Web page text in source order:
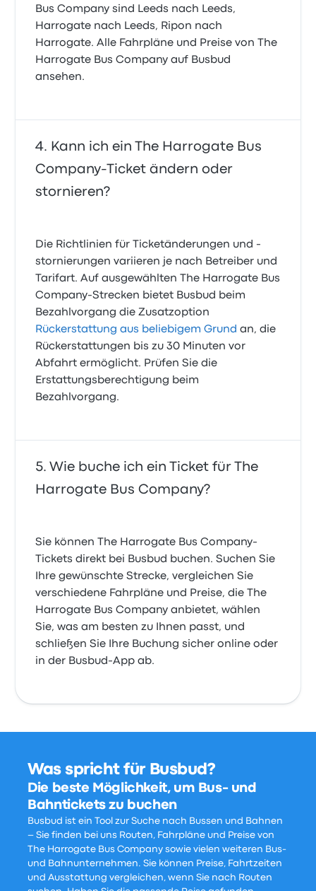
Bus Company sind Leeds nach Leeds,
Harrogate nach Leeds, Ripon nach
Harrogate. Alle Fahrpläne und Preise von The
Harrogate Bus Company auf Busbud
ansehen.
Kann ich ein The Harrogate Bus
Company-Ticket ändern oder
stornieren?
Die Richtlinien für Ticketänderungen und -
stornierungen variieren je nach Betreiber und
Tarifart. Auf ausgewählten The Harrogate Bus
Company-Strecken bietet Busbud beim
Bezahlvorgang die Zusatzoption
Rückerstattung aus beliebigem Grund an, die
Rückerstattungen bis zu 30 Minuten vor
Abfahrt ermöglicht. Prüfen Sie die
Erstattungsberechtigung beim
Bezahlvorgang.
Wie buche ich ein Ticket für The
Harrogate Bus Company?
Sie können The Harrogate Bus Company-
Tickets direkt bei Busbud buchen. Suchen Sie
Ihre gewünschte Strecke, vergleichen Sie
verschiedene Fahrpläne und Preise, die The
Harrogate Bus Company anbietet, wählen
Sie, was am besten zu Ihnen passt, und
schließen Sie Ihre Buchung sicher online oder
in der Busbud-App ab.
Was spricht für Busbud?
Die beste Möglichkeit, um Bus- und
Bahntickets zu buchen
Busbud ist ein Tool zur Suche nach Bussen und Bahnen
– Sie finden bei uns Routen, Fahrpläne und Preise von
The Harrogate Bus Company sowie vielen weiteren Bus-
und Bahnunternehmen. Sie können Preise, Fahrtzeiten
und Ausstattung vergleichen, wenn Sie nach Routen